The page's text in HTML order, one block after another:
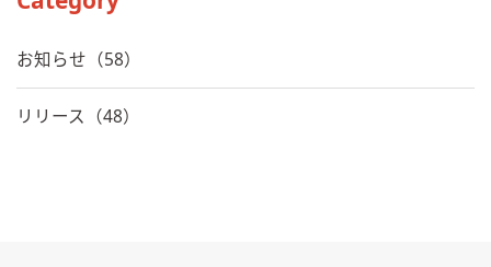
お知らせ（58）
リリース（48）